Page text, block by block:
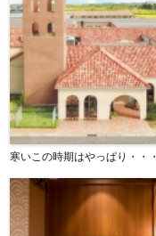
寒いこの時期はやっぱり・・・